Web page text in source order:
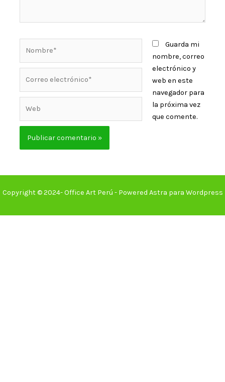
Guarda mi
nombre, correo
electrónico y
web en este
navegador para
la próxima vez
que comente.
Copyright © 2024- Office Art Perú - Powered Astra para Wordpress